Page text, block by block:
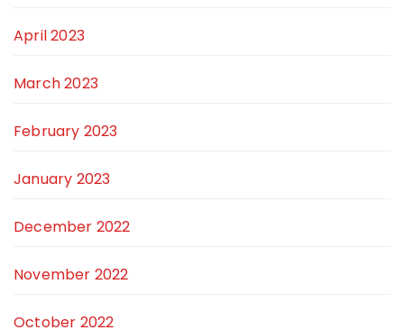
April 2023
March 2023
February 2023
January 2023
December 2022
November 2022
October 2022